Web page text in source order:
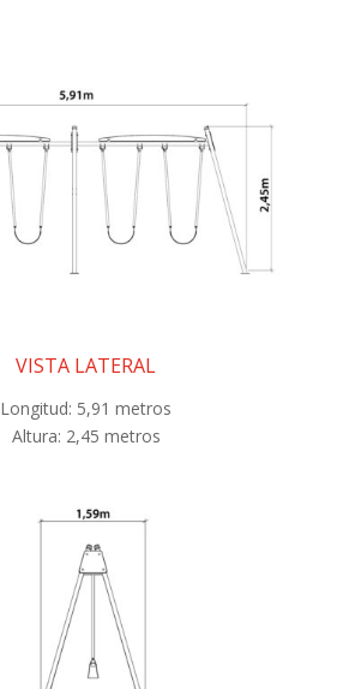
VISTA LATERAL
Longitud: 5,91 metros
Altura: 2,45 metros